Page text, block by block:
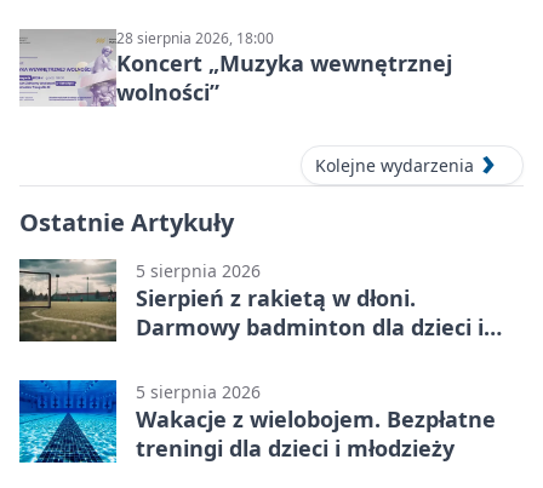
28 sierpnia 2026, 18:00
Koncert „Muzyka wewnętrznej
wolności”
Kolejne wydarzenia
Ostatnie Artykuły
5 sierpnia 2026
Sierpień z rakietą w dłoni.
Darmowy badminton dla dzieci i
5 sierpnia 2026
Wakacje z wielobojem. Bezpłatne
treningi dla dzieci i młodzieży